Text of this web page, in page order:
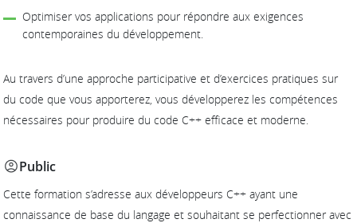
Optimiser vos applications pour répondre aux exigences
contemporaines du développement.
Au travers d’une approche participative et d’exercices pratiques sur
du code que vous apporterez, vous développerez les compétences
nécessaires pour produire du code C++ efficace et moderne.
Public
Cette formation s’adresse aux développeurs C++ ayant une
connaissance de base du langage et souhaitant se perfectionner avec